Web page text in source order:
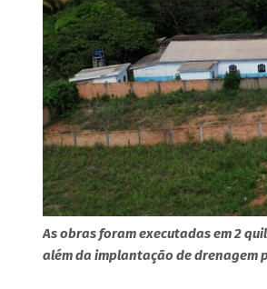
As obras foram executadas em 2
além da implantação de drenagem